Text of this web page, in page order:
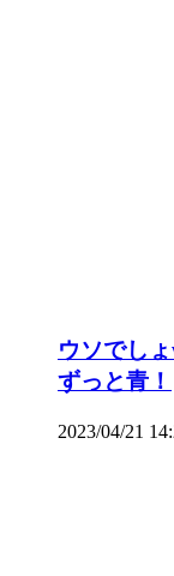
ウソでし
ずっと青！
2023/04/21